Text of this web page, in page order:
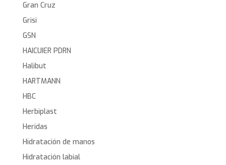
Gran Cruz
Grisi
GSN
HAICUIER PDRN
Halibut
HARTMANN
HBC
Herbiplast
Heridas
Hidratación de manos
Hidratación labial